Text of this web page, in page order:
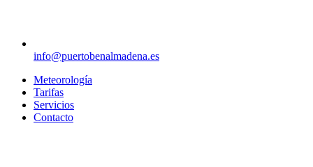
info@puertobenalmadena.es
Meteorología
Tarifas
Servicios
Contacto